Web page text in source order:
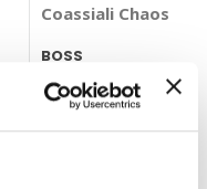
Coassiali Chaos
BOSS
85,10 €